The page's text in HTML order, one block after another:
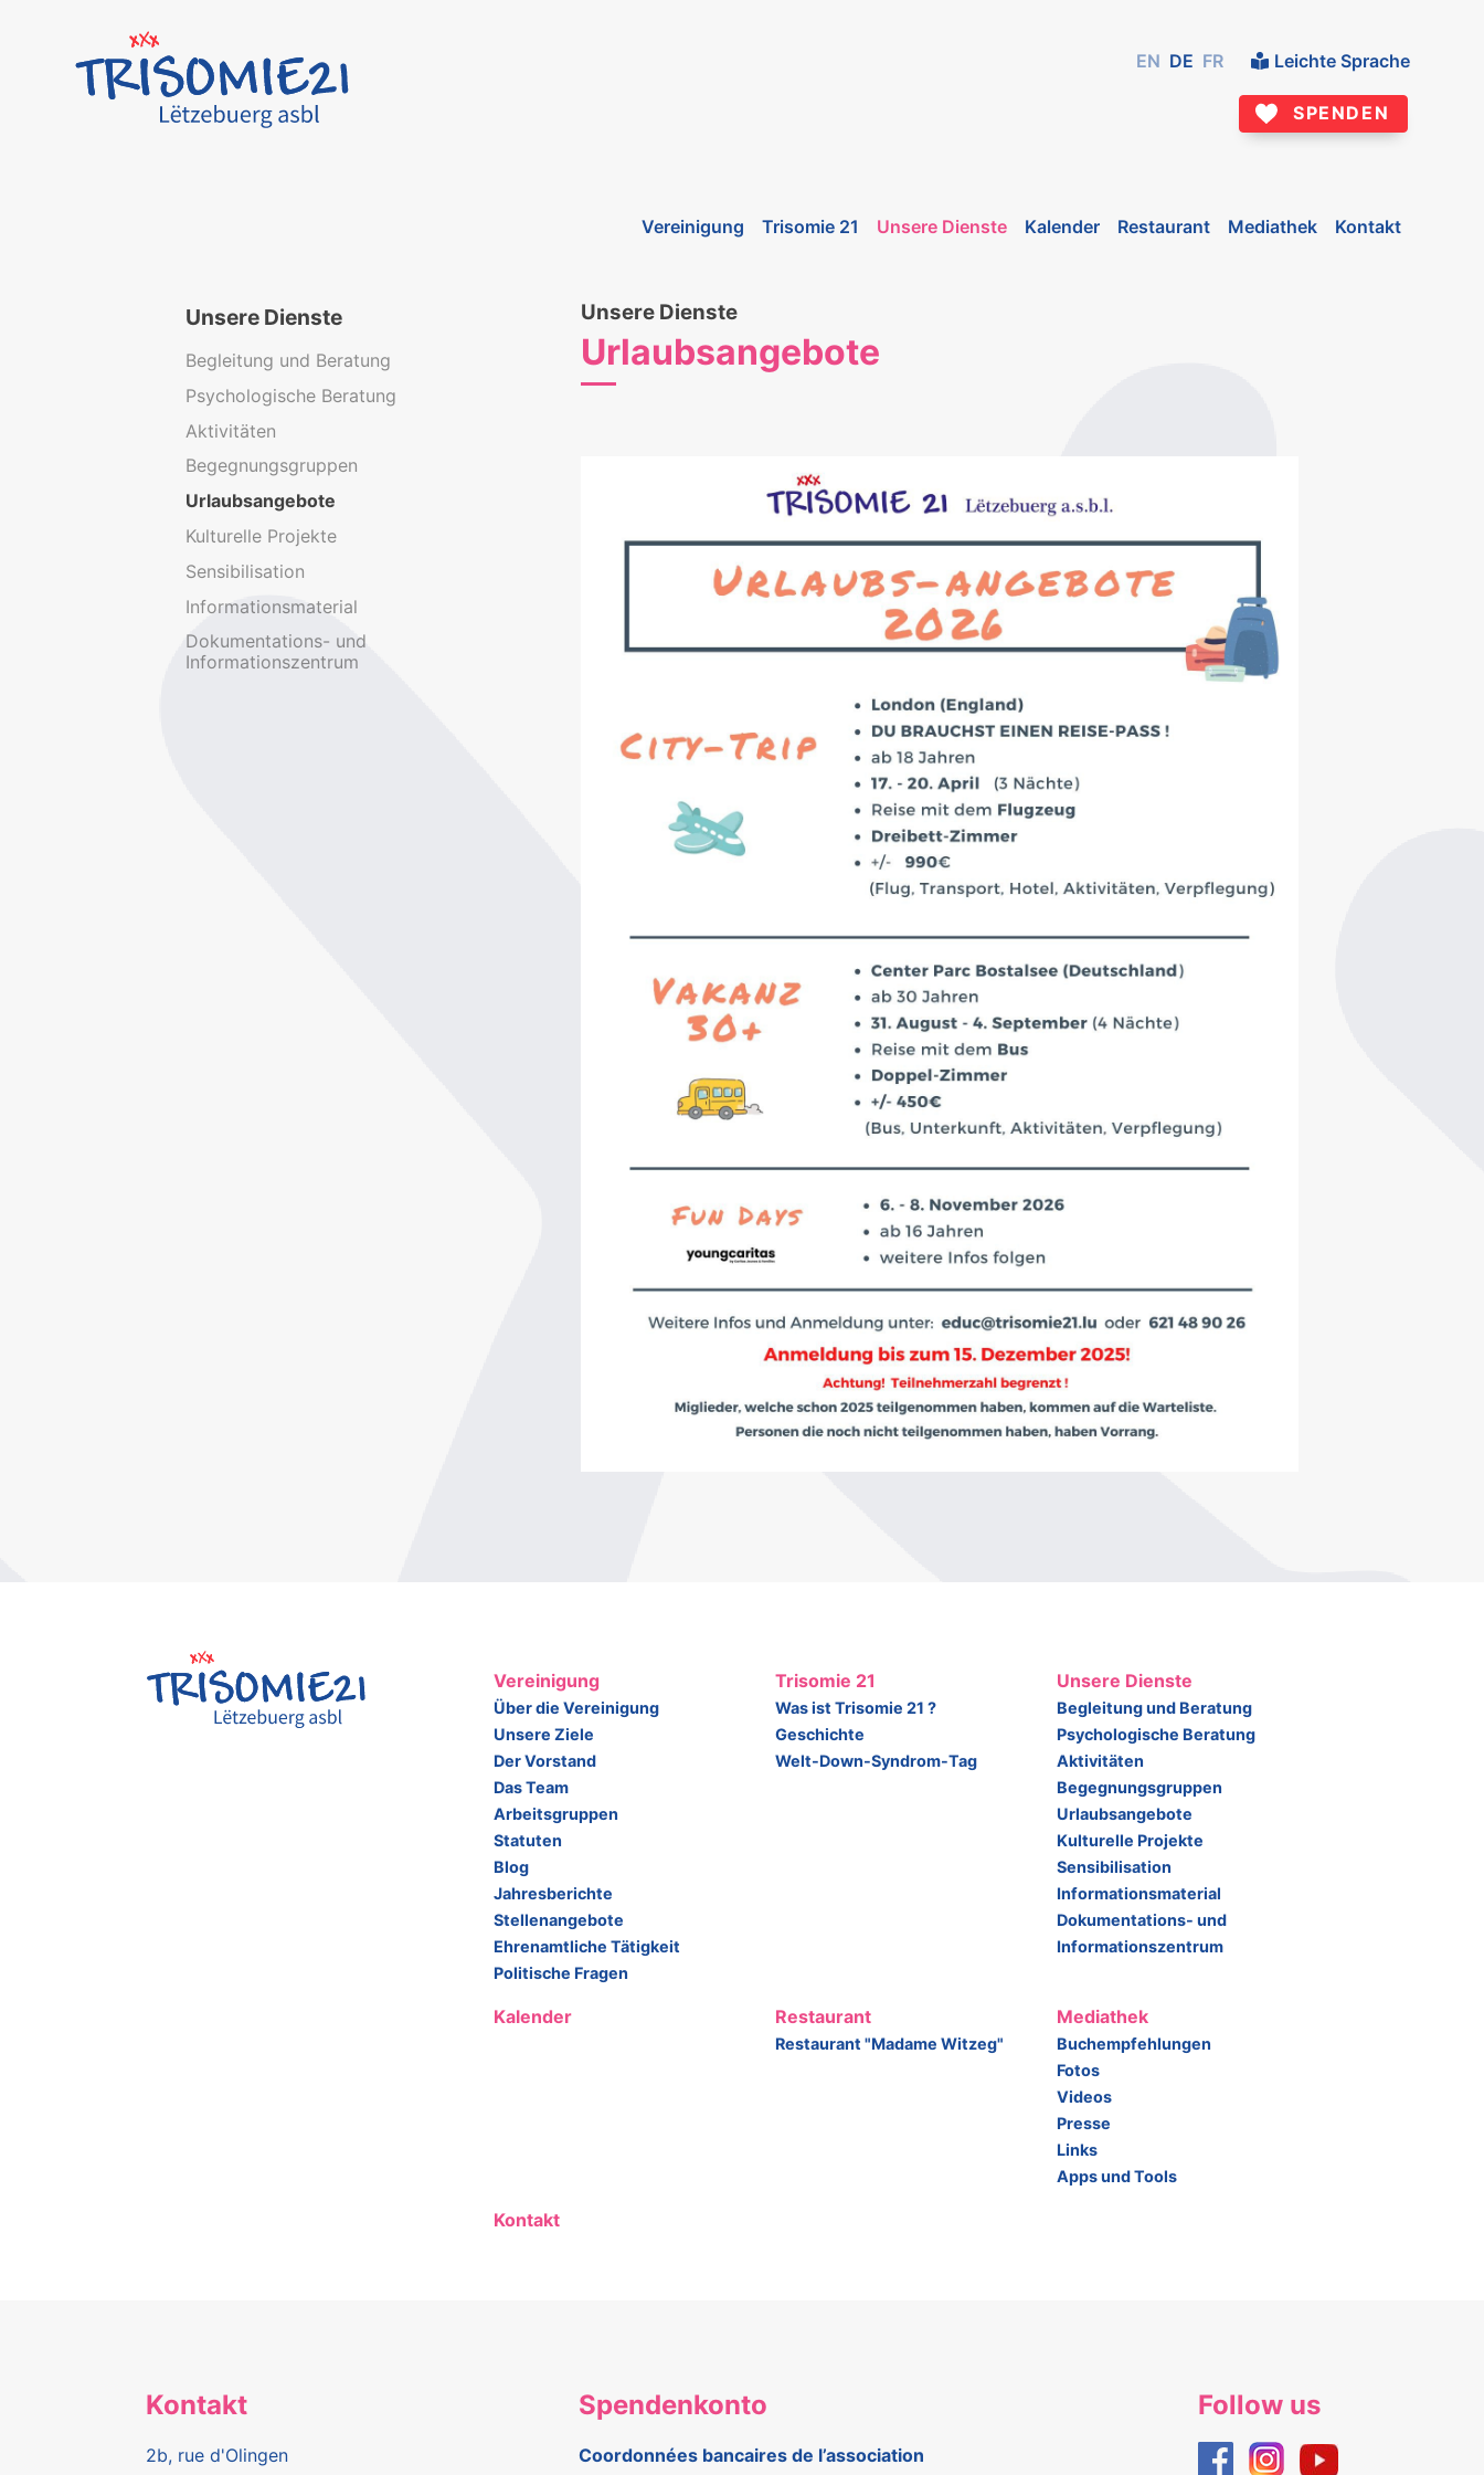
EN DE FR Leichte Sprache
SPENDEN
Vereinigung Trisomie 21 Unsere Dienste Kalender Restaurant Mediathek Kontakt
Unsere Dienste
Begleitung und Beratung
Psychologische Beratung
Aktivitäten
Begegnungsgruppen
Urlaubsangebote
Kulturelle Projekte
Sensibilisation
Informationsmaterial
Dokumentations- und
Informationszentrum
Unsere Dienste
Urlaubsangebote
Vereinigung
Über die Vereinigung
Unsere Ziele
Der Vorstand
Das Team
Arbeitsgruppen
Statuten
Blog
Jahresberichte
Stellenangebote
Ehrenamtliche Tätigkeit
Politische Fragen
Trisomie 21
Was ist Trisomie 21 ?
Geschichte
Welt-Down-Syndrom-Tag
Unsere Dienste
Begleitung und Beratung
Psychologische Beratung
Aktivitäten
Begegnungsgruppen
Urlaubsangebote
Kulturelle Projekte
Sensibilisation
Informationsmaterial
Dokumentations- und
Informationszentrum
Kalender Restaurant
Restaurant "Madame Witzeg"
Mediathek
Buchempfehlungen
Fotos
Videos
Presse
Links
Apps und Tools
Kontakt
Kontakt
2b, rue d'Olingen
Spendenkonto
Coordonnées bancaires de l’association
Follow us